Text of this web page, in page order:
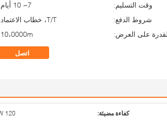
وقت التسليم:
7~ 10 أيام
شروط الدفع:
T/T، خطاب الاعتماد
على العرض:
10،0000m
اتصل
كفاءة مضيئة: 120 LM / W